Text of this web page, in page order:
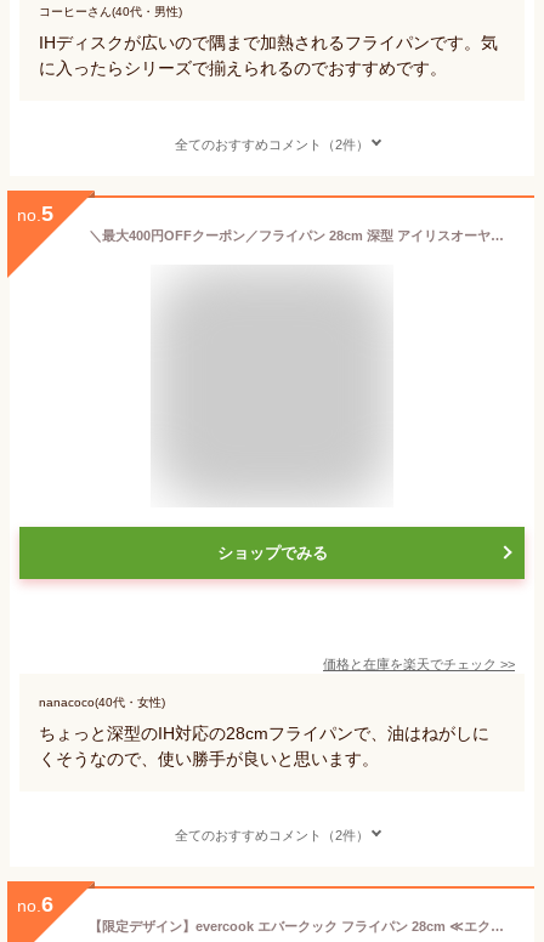
コーヒーさん(40代・男性)
IHディスクが広いので隅まで加熱されるフライパンです。気
に入ったらシリーズで揃えられるのでおすすめです。
全てのおすすめコメント（2件）
no. 5
＼最大400円OFFクーポン／フライパン 28cm 深型 アイリスオーヤマ ih フライパン ダイヤモンドコートパンIH IH対応 ガス火 ガス 洗いやすい 丈夫 長持ち 炒め鍋 オレンジ ダイヤモンドコーティング ギフト DIS-W28
ショップでみる
価格と在庫を楽天でチェック >>
nanacoco(40代・女性)
ちょっと深型のIH対応の28cmフライパンで、油はねがしに
くそうなので、使い勝手が良いと思います。
全てのおすすめコメント（2件）
no. 6
【限定デザイン】evercook エバークック フライパン 28cm ≪エクリティ限定モデル アイボリー≫ ガス・IH対応／1年保証 ガス火対応 IH対応 新生活 フライパン ih 焦げ付かない ドウシシャ こびりつかない 時短